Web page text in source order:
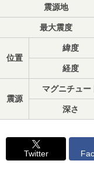
震源地
最大震度
位置
緯度
経度
震源
マグニチュー
深さ
Twitter